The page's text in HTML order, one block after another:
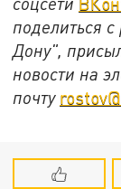
поделиться
Дону",
новости на
почту